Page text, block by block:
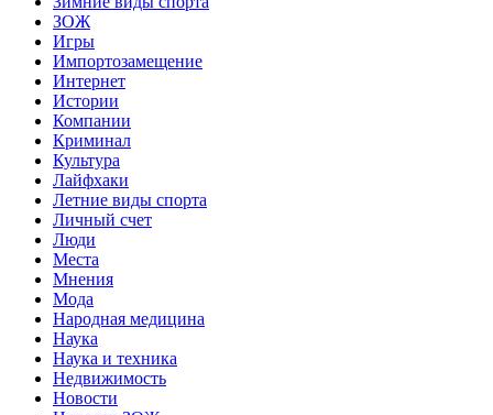
ЗОЖ
Игры
Импортозамещение
Интернет
Истории
Компании
Криминал
Культура
Лайфхаки
Летние виды спорта
Личный счет
Люди
Места
Мнения
Мода
Народная медицина
Наука
Наука и техника
Недвижимость
Новости